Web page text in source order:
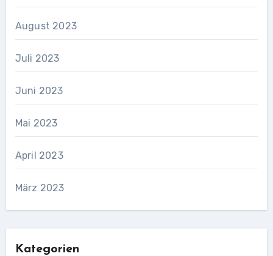
August 2023
Juli 2023
Juni 2023
Mai 2023
April 2023
März 2023
Kategorien